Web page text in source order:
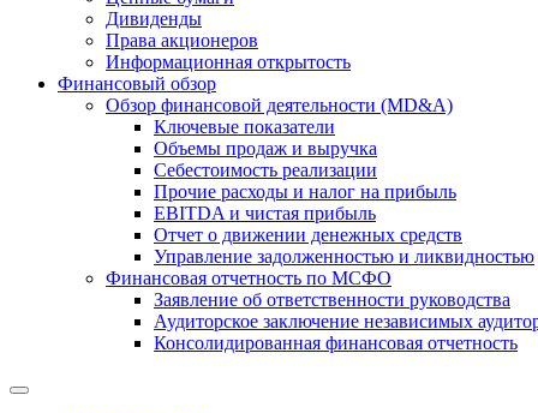
Дивиденды
Права акционеров
Информационная открытость
Финансовый обзор
Обзор финансовой деятельности (MD&A)
Ключевые показатели
Объемы продаж и выручка
Себестоимость реализации
Прочие расходы и налог на прибыль
EBITDA и чистая прибыль
Отчет о движении денежных средств
Управление задолженностью и ликвидностью
Финансовая отчетность по МСФО
Заявление об ответственности руководства
Аудиторское заключение независимых
Консолидированная финансовая отчетность